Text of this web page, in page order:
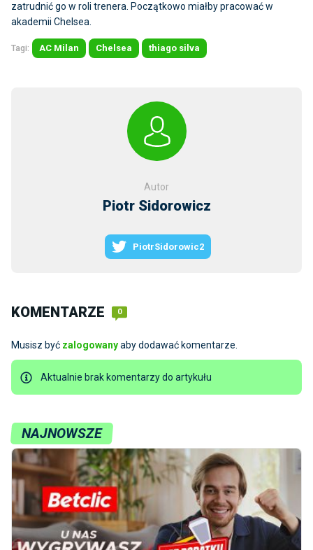
zatrudnić go w roli trenera. Początkowo miałby pracować w
akademii Chelsea.
Tagi: AC Milan Chelsea thiago silva
Autor
Piotr Sidorowicz
PiotrSidorowic2
KOMENTARZE 0
Musisz być zalogowanyaby dodawać komentarze.
Aktualnie brak komentarzy do artykułu
NAJNOWSZE